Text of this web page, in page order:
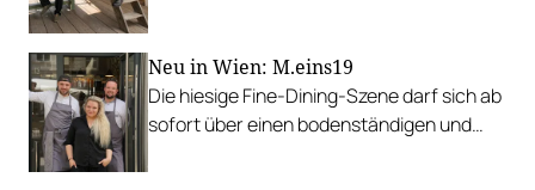
Neu in Wien: M.eins19
Die hiesige Fine-Dining-Szene darf sich ab
sofort über einen bodenständigen und